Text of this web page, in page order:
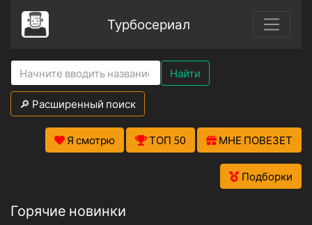
Турбосериал
Найти
🔎 Расширенный поиск
Я смотрю ТОП 50 МНЕ ПОВЕЗЕТ
Подборки
Горячие новинки